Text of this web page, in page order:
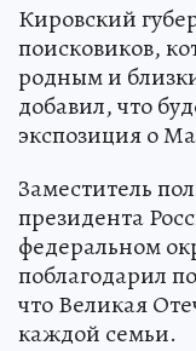
Кировский
поисковиков,
родным и
добавил, что
экспозиция о
Заместитель
президента
федеральном
поблагодарил
что Великая
каждой семьи.